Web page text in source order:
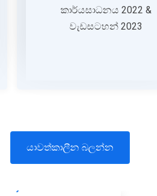
කාර්යසාධනය 2022 &
වැඩසටහන් 2023
DOWNLOAD
යාවත්කාලීන බලන්න